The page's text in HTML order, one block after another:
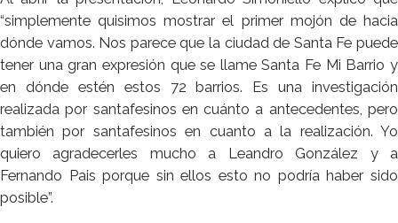
“simplemente quisimos mostrar el primer mojón de hacia
dónde vamos. Nos parece que la ciudad de Santa Fe puede
tener una gran expresión que se llame Santa Fe Mi Barrio y
en dónde estén estos 72 barrios. Es una investigación
realizada por santafesinos en cuánto a antecedentes, pero
también por santafesinos en cuanto a la realización. Yo
quiero agradecerles mucho a Leandro González y a
Fernando Pais porque sin ellos esto no podría haber sido
posible”.